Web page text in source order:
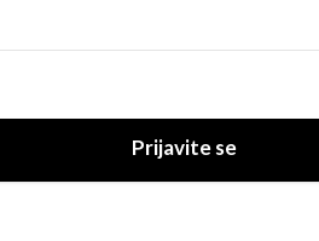
Prijavite se